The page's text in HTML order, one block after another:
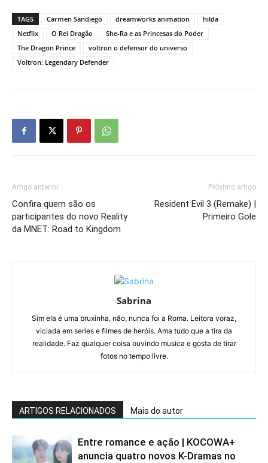
TAGS Carmen Sandiego dreamworks animation
hilda
Netflix
O Rei Dragão
She-Ra e as Princesas do Poder
The Dragon Prince
voltron o defensor do universo
Voltron: Legendary Defender
Artigo anterior
Confira quem são os
participantes do novo Reality
da MNET: Road to Kingdom
Próximo artigo
Resident Evil 3 (Remake) |
Primeiro Gole
Sabrina
Sim ela é uma bruxinha, não, nunca foi a Roma. Leitora voraz,
viciada em series e filmes de heróis. Ama tudo que a tira da
realidade. Faz qualquer coisa ouvindo musica e gosta de tirar
fotos no tempo livre.
ARTIGOS RELACIONADOS Mais do autor
Entre romance e ação | KOCOWA+
anuncia quatro novos K-Dramas no